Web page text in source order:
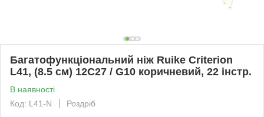
Багатофункціональний ніж Ruike Criterion
L41, (8.5 см) 12C27 / G10 коричневий, 22 інстр.
В наявності
Код: L41-N
Роздріб